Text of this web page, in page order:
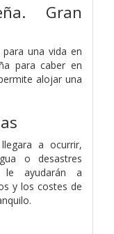
Gran
una vida en
para caber en
alojar una
a ocurrir,
o desastres
le ayudarán a
y los costes de